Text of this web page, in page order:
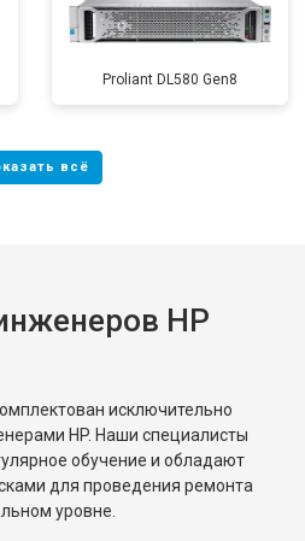
Proliant DL580 Gen8
HP
исключительно
HP. Наши специалисты
обучение и обладают
для проведения ремонта
уровне.